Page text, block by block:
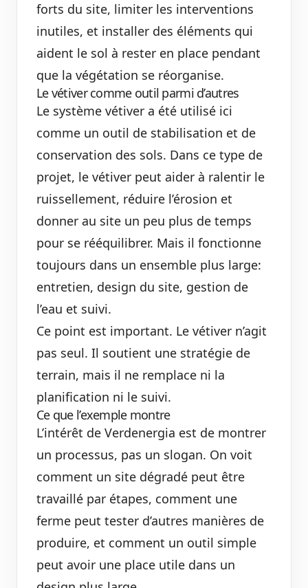
forts du site, limiter les interventions
inutiles, et installer des éléments qui
aident le sol à rester en place pendant
que la végétation se réorganise.
Le vétiver comme outil parmi d’autres
Le système vétiver a été utilisé ici
comme un outil de stabilisation et de
conservation des sols. Dans ce type de
projet, le vétiver peut aider à ralentir le
ruissellement, réduire l’érosion et
donner au site un peu plus de temps
pour se rééquilibrer. Mais il fonctionne
toujours dans un ensemble plus large:
entretien, design du site, gestion de
l’eau et suivi.
Ce point est important. Le vétiver n’agit
pas seul. Il soutient une stratégie de
terrain, mais il ne remplace ni la
planification ni le suivi.
Ce que l’exemple montre
L’intérêt de Verdenergia est de montrer
un processus, pas un slogan. On voit
comment un site dégradé peut être
travaillé par étapes, comment une
ferme peut tester d’autres manières de
produire, et comment un outil simple
peut avoir une place utile dans un